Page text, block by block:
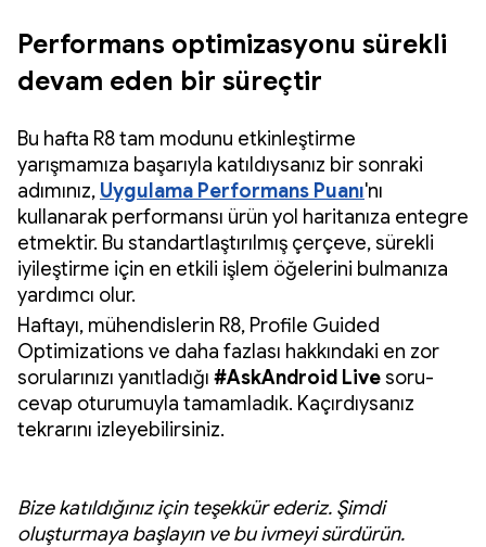
Performans optimizasyonu sürekli
devam eden bir süreçtir
Bu hafta R8 tam modunu etkinleştirme
yarışmamıza başarıyla katıldıysanız bir sonraki
adımınız, Uygulama Performans Puanı'nı
kullanarak performansı ürün yol haritanıza entegre
etmektir. Bu standartlaştırılmış çerçeve, sürekli
iyileştirme için en etkili işlem öğelerini bulmanıza
yardımcı olur.
Haftayı, mühendislerin R8, Profile Guided
Optimizations ve daha fazlası hakkındaki en zor
sorularınızı yanıtladığı #AskAndroid Livesoru-
cevap oturumuyla tamamladık. Kaçırdıysanız
tekrarını izleyebilirsiniz.
Bize katıldığınız için teşekkür ederiz. Şimdi
oluşturmaya başlayın ve bu ivmeyi sürdürün.